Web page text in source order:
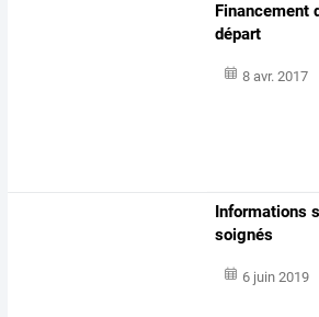
Financement
départ
8 avr. 2017
Informations
soignés
6 juin 2019